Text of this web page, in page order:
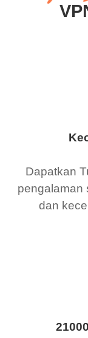
Dapatkan
pengalaman
dan